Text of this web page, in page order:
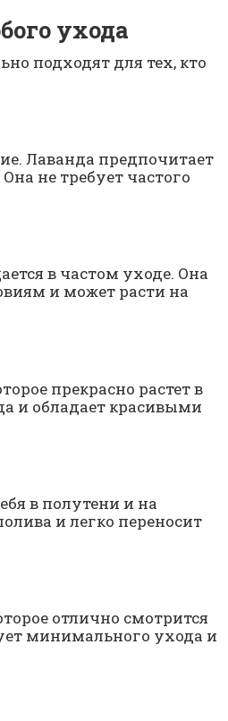
ухода
подходят для тех, кто
Лаванда предпочитает
не требует частого
в частом уходе. Она
и может расти на
прекрасно растет в
и обладает красивыми
в полутени и на
и легко переносит
отлично смотрится
минимального ухода и